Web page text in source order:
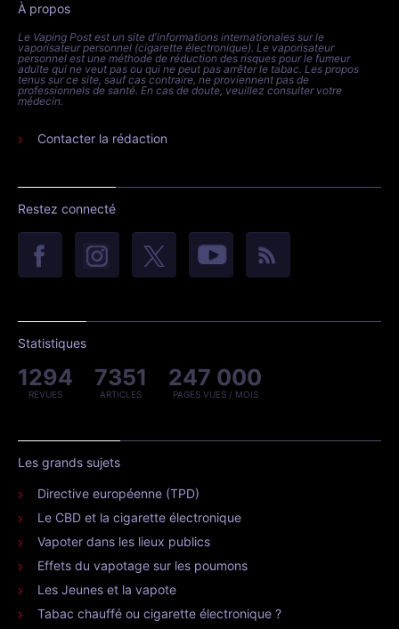
À propos
Le Vaping Post est un site d'informations internationales sur le
vaporisateur personnel (cigarette électronique). Le vaporisateur
personnel est une méthode de réduction des risques pour le fumeur
adulte qui ne veut pas ou qui ne peut pas arrêter le tabac. Les propos
tenus sur ce site, sauf cas contraire, ne proviennent pas de
professionnels de santé. En cas de doute, veuillez consulter votre
médecin.
Contacter la rédaction
Restez connecté
Statistiques
1294
REVUES
7351
ARTICLES
247 000
PAGES VUES / MOIS
Les grands sujets
Directive européenne (TPD)
Le CBD et la cigarette électronique
Vapoter dans les lieux publics
Effets du vapotage sur les poumons
Les Jeunes et la vapote
Tabac chauffé ou cigarette électronique ?